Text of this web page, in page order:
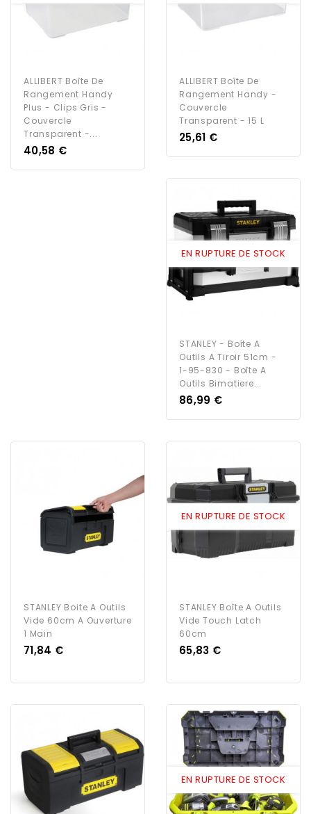
ALLIBERT Boîte De
Rangement Handy
Plus - Clips Gris -
Couvercle
Transparent -...
Prix
40,58 €
ALLIBERT Boîte De
Rangement Handy -
Couvercle
Transparent - 15 L
Prix
25,61 €
EN RUPTURE DE STOCK
STANLEY - Boîte A
Outils A Tiroir 51cm -
1-95-830 - Boîte A
Outils Bimatiere...
Prix
86,99 €
STANLEY Boite A Outils
Vide 60cm A Ouverture
1 Main
Prix
71,84 €
EN RUPTURE DE STOCK
STANLEY Boîte A Outils
Vide Touch Latch
60cm
Prix
65,83 €
EN RUPTURE DE STOCK